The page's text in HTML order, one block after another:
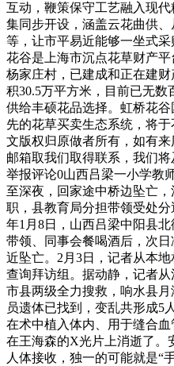
互动，鞭策保守工艺融入现
集同步开设，涵盖云花曲供
等，让市平易近能够一坐式
花谷是上海市沉点花草财产
杨家庄村，已建成和正在建
积30.5万平方米，目前已无
供给丰硕花品选择。虹桥花
先的花草买卖生态系统，将
文版权归原做者所有，如有
邮箱取我们取得联系，我们
举报评论0山西吕梁一小学教
至深夜，回家途中桥边坠亡
职，县教育局分担带领受处
年1月8日，山西吕梁中阳县
带领、同事会餐喝酒后，次
近坠亡。2月3日，记者从本
查询拜访组。据动静，记者
市县两级全力搜救，响水县
员遗体已找到，变乱共形成5
在术中植入体内、用于缝合
在王海森的X光片上消逝了。
人体接收，独一的可能就是“